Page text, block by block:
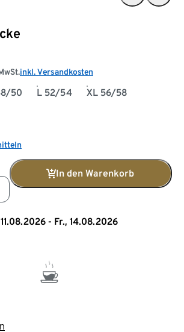
inkl. Versandkosten
50 L 52/54 XL 56/58
In den Warenkorb
- Fr., 14.08.2026